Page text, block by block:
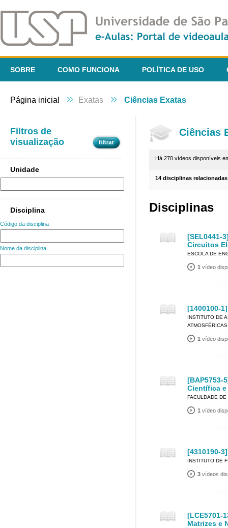
SOBRE COMO FUNCIONA POLÍTICA DE USO
Página inicial » Exatas » Ciências Exatas
Filtros de
visualização
Unidade
Disciplina
Código da disciplina
Nome da disciplina
Ciências
Há 270 vídeos disponíveis
14 disciplinas
Disciplinas
[SEL0441-
Circuitos
ESCOLA DE
1 vídeo
[1400100-
INSTITUTO DE
ATMOSFÉRICAS
1 vídeo
[BAP5753-
Científica
FACULDADE
1 vídeo
[4310190-
INSTITUTO DE
3 vídeos
[LCE5701-
Matrizes e